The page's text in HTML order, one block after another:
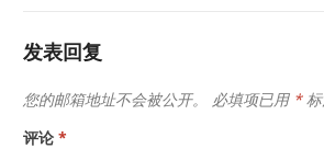
发表回复
您的邮箱地址不会被公开。 必填项已用 *标
评论*